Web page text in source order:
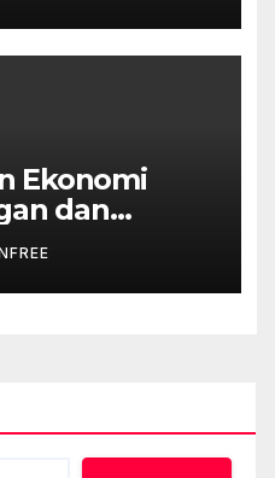
Ekonomi
dan